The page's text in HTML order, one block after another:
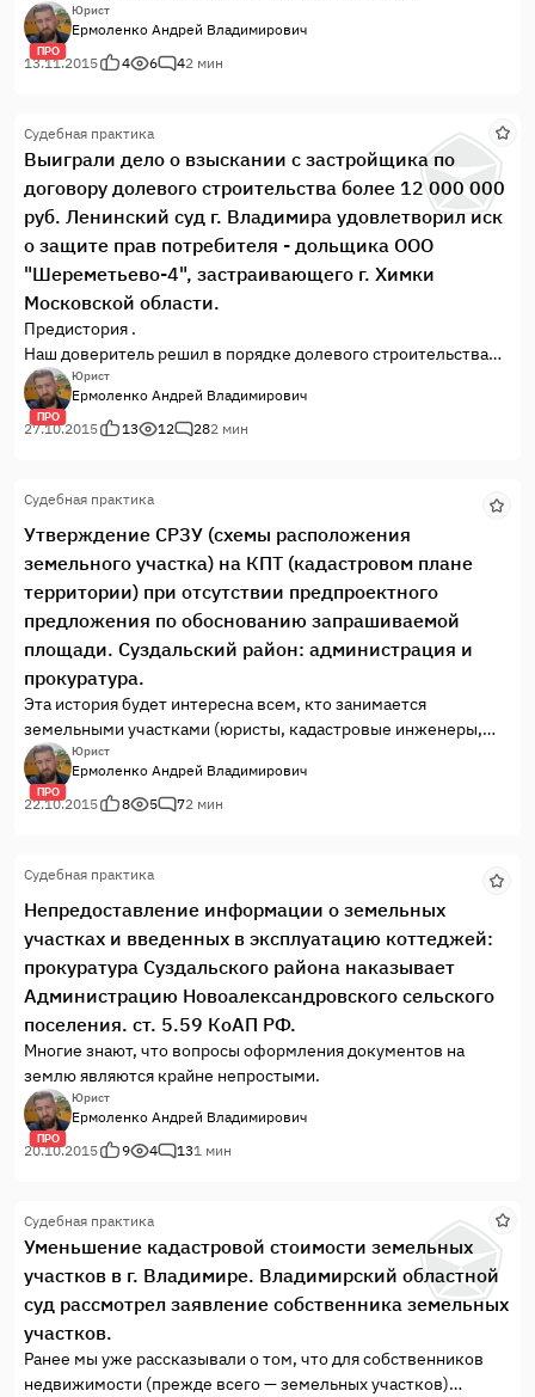
индивидуальным трудовым спорам, одной из сторон которых
являлся работник – спортсмен или тренер.
ПРО
Юрист
Ермоленко Андрей Владимирович
13.11.2015
4 6 42 мин
Судебная практика
Выиграли дело о взыскании с застройщика по
договору долевого строительства более 12 000 000
руб. Ленинский суд г. Владимира удовлетворил иск
о защите прав потребителя - дольщика ООО
"Шереметьево-4", застраивающего г. Химки
Московской области.
Предистория .
Наш доверитель решил в порядке долевого строительства
приобрести трехкомнатную квартиру в г. Химки Московской
области.
Для этого он обратился в довольно известное ООО
ПРО
Юрист
Ермоленко Андрей Владимирович
27.10.2015
13 12 282 мин
Судебная практика
Утверждение СРЗУ (схемы расположения
земельного участка) на КПТ (кадастровом плане
территории) при отсутствии предпроектного
предложения по обоснованию запрашиваемой
площади. Суздальский район: администрация и
прокуратура.
Эта история будет интересна всем, кто занимается
земельными участками (юристы, кадастровые инженеры,
адвокаты, риэлторы) или является их собствеником.
ПРО
Юрист
Ермоленко Андрей Владимирович
22.10.2015
8 5 72 мин
Судебная практика
Непредоставление информации о земельных
участках и введенных в эксплуатацию коттеджей:
прокуратура Суздальского района наказывает
Администрацию Новоалександровского сельского
поселения. ст. 5.59 КоАП РФ.
Многие знают, что вопросы оформления документов на
землю являются крайне непростыми.
ПРО
Юрист
Ермоленко Андрей Владимирович
20.10.2015
9 4 131 мин
Судебная практика
Уменьшение кадастровой стоимости земельных
участков в г. Владимире. Владимирский областной
суд рассмотрел заявление собственника земельных
участков.
Ранее мы уже рассказывали о том, что для собственников
недвижимости (прежде всего — земельных участков)